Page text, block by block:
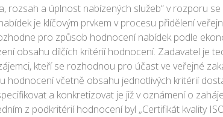
rozsah a úplnost nabízených služeb“ v rozporu
je klíčovým prvkem v procesu přidělení
pro způsob hodnocení nabídek podle
obsahu dílčích kritérií hodnocení. Zadavatel je
kteří se rozhodnou pro účast ve veřejné
hodnocení včetně obsahu jednotlivých kritérií
a konkretizovat je již v oznámení o
z podkritérií hodnocení byl „Certifikát kvality